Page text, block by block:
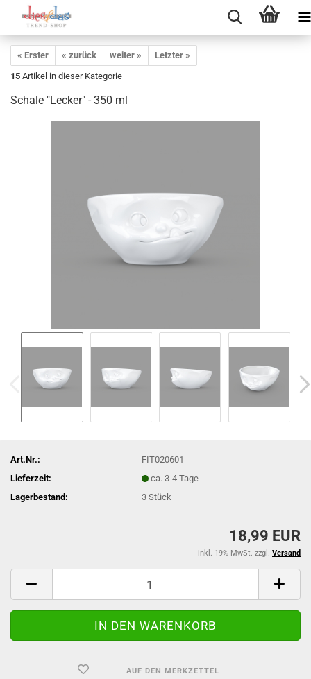
« Erster « zurück weiter »
Letzter »
15 Artikel in dieser Kategorie
Schale "Lecker" - 350 ml
Art.Nr.:
FIT020601
Lieferzeit:
ca. 3-4 Tage
Lagerbestand:
3Stück
18,99 EUR
inkl. 19% MwSt. zzgl. Versand
AUF DEN MERKZETTEL